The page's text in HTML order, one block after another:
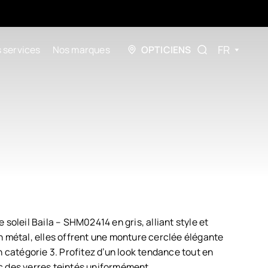
services Nos marques OPTICIENS FR
soleil Baila – SHM02414 en gris, alliant style et
métal, elles offrent une monture cerclée élégante
3. Profitez d’un look tendance tout en